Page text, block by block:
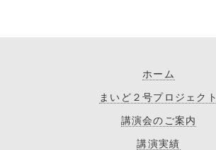
ホーム
まいど２号プロジェクト
講演会のご案内
講演実績